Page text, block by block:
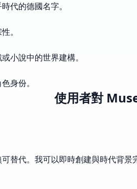
代的德國名字。
。
小說中的世界建構。
身份。
使用者對
替代。我可以即時創建與時代背